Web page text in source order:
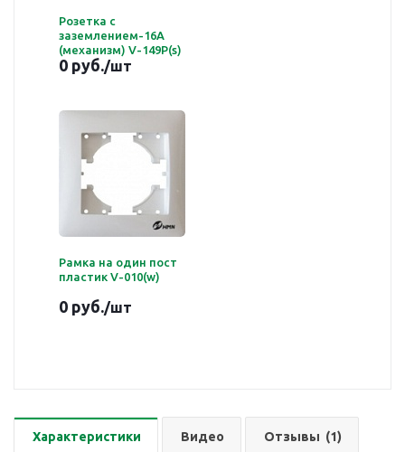
Розетка с
заземлением-16A
(механизм) V-149Р(s)
0 руб./шт
Рамка на один пост
пластик V-010(w)
0 руб./шт
Характеристики Видео Отзывы (1)